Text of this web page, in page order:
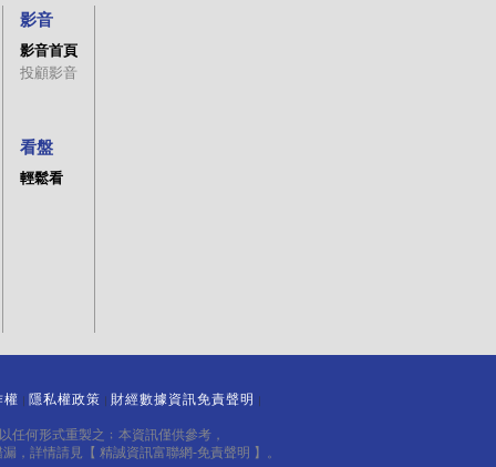
影音
影音首頁
投顧影音
看盤
輕鬆看
權 隱私權政策 財經數據資訊免責聲明
任何形式重製之﹔本資訊僅供參考，
，詳情請見 【 精誠資訊富聯網-免責聲明 】 。